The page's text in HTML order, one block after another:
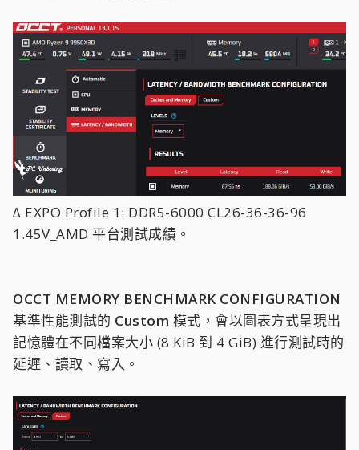
∆ EXPO Profile 1: DDR5-6000 CL26-36-36-96
1.45V_AMD 平台測試成績。
OCCT MEMORY BENCHMARK CONFIGURATION
基準性能測試的 Custom 模式，會以圖表方式呈現出
記憶體在不同檔案大小 (8 KiB 到 4 GiB) 進行測試時的
延遲、讀取、寫入。